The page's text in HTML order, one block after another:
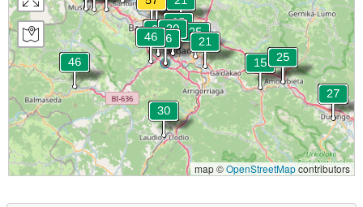
map ©OpenStreetMapcontributors